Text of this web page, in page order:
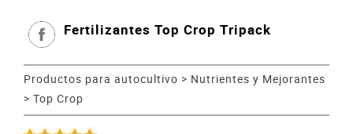
Fertilizantes Top Crop Tripack
Productos para autocultivo > Nutrientes y Mejorantes
> Top Crop